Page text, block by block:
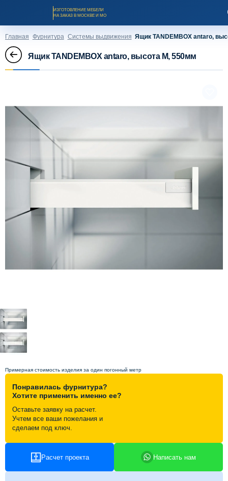
ИЗГОТОВЛЕНИЕ МЕБЕЛИ
НА ЗАКАЗ В МОСКВЕ И МО
Каталог мебели на заказ
О компании
Рассрочка и кредит
Видеоотзывы
Контакты
Главная Фурнитура Системы выдвижения Ящик TANDEMBOX antaro,
Ящик TANDEMBOX antaro, высота M, 550мм
Примерная стоимость изделия за один погонный метр
Понравилась фурнитура?
Хотите применить именно ее?
Оставьте заявку на расчет.
Учтем все ваши пожелания и
сделаем под ключ.
Расчет проекта Написать нам